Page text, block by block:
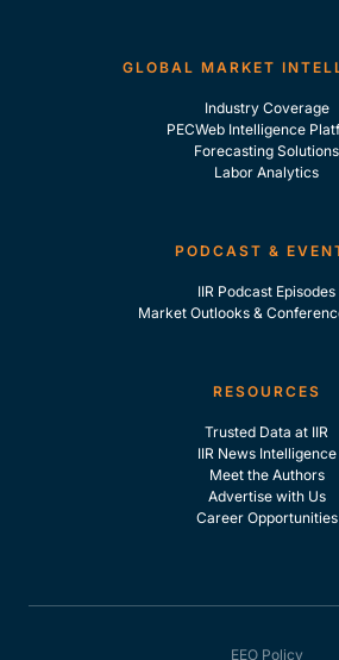
GLOBAL MARKET
Industry Coverage
PECWeb Intelligence
Forecasting Solutions
Labor Analytics
PODCAST &
IIR Podcast Episodes
Market Outlooks &
RESOURCES
Trusted Data at IIR
IIR News Intelligence
Meet the Authors
Advertise with Us
Career Opportunities
EEO Policy